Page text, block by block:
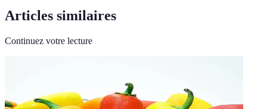
Articles similaires
Continuez votre lecture